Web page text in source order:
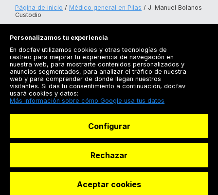
Página de inicio Médico general en Pilas
J. Manuel Bolanos
Custodio
Registrarse
Docfav
© Dashboard Technologies S.L
Personalizamos tu experiencia
En docfav utilizamos cookies y otras tecnologías de
rastreo para mejorar tu experiencia de navegación en
nuestra web, para mostrarte contenidos personalizados y
anuncios segmentados, para analizar el tráfico de nuestra
web y para comprender de donde llegan nuestros
visitantes. Si das tu consentimiento a continuación, docfav
usará cookies y datos:
Más información sobre cómo Google usa tus datos
Configurar
Rechazar
Aceptar cookies